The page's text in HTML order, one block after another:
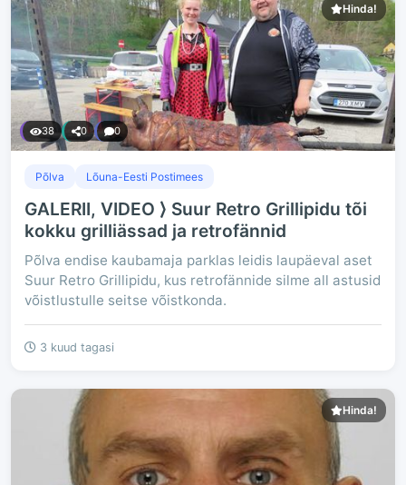
Hinda!
38 0 0
Põlva Lõuna-Eesti Postimees
GALERII, VIDEO ⟩ Suur Retro Grillipidu tõi
kokku grilliässad ja retrofännid
Põlva endise kaubamaja parklas leidis laupäeval aset
Suur Retro Grillipidu, kus retrofännide silme all astusid
võistlustulle seitse võistkonda.
3 kuud tagasi
Hinda!